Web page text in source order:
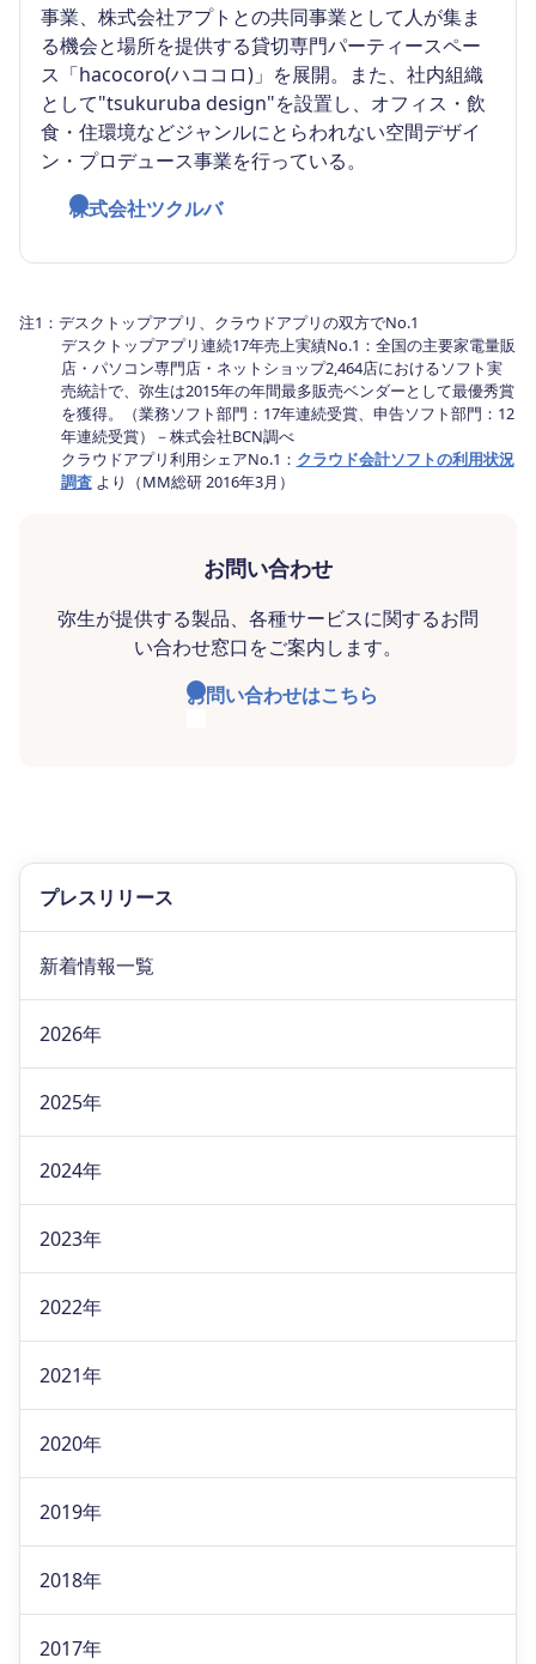
事業、株式会社アプトとの共同事業として人が集ま
る機会と場所を提供する貸切専門パーティースペー
ス「hacocoro(ハココロ)」を展開。また、社内組織
として"tsukuruba design"を設置し、オフィス・飲
食・住環境などジャンルにとらわれない空間デザイ
ン・プロデュース事業を行っている。
株式会社ツクルバ
注1：デスクトップアプリ、クラウドアプリの双方でNo.1
デスクトップアプリ連続17年売上実績No.1：全国の主要家電量販
店・パソコン専門店・ネットショップ2,464店におけるソフト実
売統計で、弥生は2015年の年間最多販売ベンダーとして最優秀賞
を獲得。（業務ソフト部門：17年連続受賞、申告ソフト部門：12
年連続受賞）－株式会社BCN調べ
クラウドアプリ利用シェアNo.1： クラウド会計ソフトの利用状況
調査より（MM総研 2016年3月）
お問い合わせ
弥生が提供する製品、各種サービスに関するお問
い合わせ窓口をご案内します。
お問い合わせはこちら
プレスリリース
新着情報一覧
2026年
2025年
2024年
2023年
2022年
2021年
2020年
2019年
2018年
2017年